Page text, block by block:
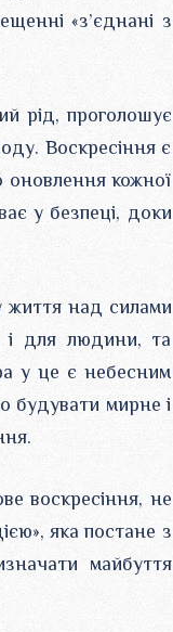
«з’єднані з
рід, проголошує
Воскресіння є
кожної
у безпеці, доки
життя над силами
і для людини, та
у це є небесним
будувати мирне і
воскресіння, не
яка постане з
майбуття